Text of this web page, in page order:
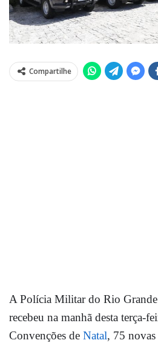
Compartilhe
A Polícia Militar do Rio
recebeu na manhã desta terça-
Convenções de Natal, 75 novas